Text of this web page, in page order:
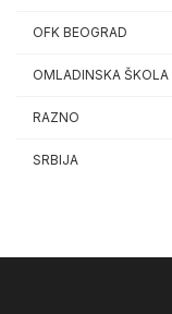
OFK BEOGRAD
OMLADINSKA ŠKOLA
RAZNO
SRBIJA